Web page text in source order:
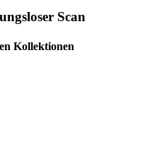
Scan
Kollektionen